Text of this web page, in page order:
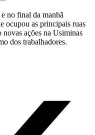
no final da manhã
ocupou as principais ruas
ações na Usiminas
dos trabalhadores.